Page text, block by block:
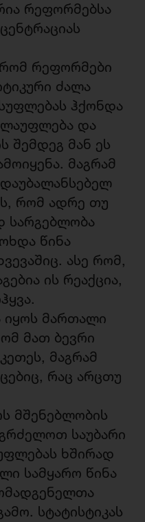
რეფორმებსა
რეფორმები
ძალა
ჰქონდა
და
შემდეგ მან ეს
მაგრამ
რომ ადრე თუ
სარგებლობა
წინა
ასე რომ,
ის რეაქცია,
იყოს მართალი
მათ ბევრი
მაგრამ
რაც არცთუ
მშენებლობის
საუბარი
ხშირად
სამყარო წინა
სტატისტიკას